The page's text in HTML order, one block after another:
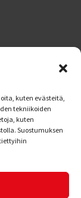
kuten evästeitä,
tekniikoiden
kuten
Suostumuksen